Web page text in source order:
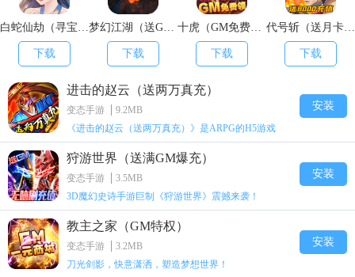
下载 下载 下载 下载
进击的赵云（送两万真充）
变态手游
9.2MB
《进击的赵云（送两万真充）》是ARPG的H5游戏
安装
狩游世界（送满GM爆充）
变态手游
3.5MB
3D魔幻史诗手游巨制《狩游世界》震撼来袭！
安装
教主之家（GM特权）
变态手游
3.2MB
刀光剑影，快意潇洒，塑造梦想世界！
安装